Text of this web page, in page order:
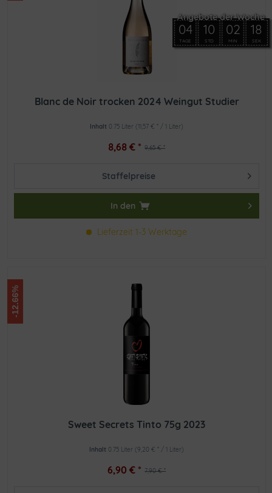
Blanc de Noir trocken 2024 Weingut Studier
Inhalt 0.75 Liter (11,57 € * / 1 Liter)
9,65 € *
8,68 € *
Staffelpreise
In den
Lieferzeit 1-3 Werktage
-12.66%
Sweet Secrets Tinto 75g 2023
Inhalt 0.75 Liter (9,20 € * / 1 Liter)
7,90 € *
6,90 € *
04
TAGE
10
STD
02
MIN
18
SEK